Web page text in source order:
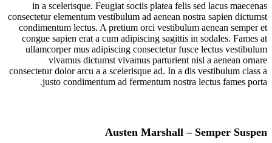
in a scelerisque. Feugiat sociis platea felis sed lacus maecenas
consectetur elementum vestibulum ad aenean nostra sapien dictumst
condimentum lectus. A pretium orci vestibulum aenean semper et
congue sapien erat a cum adipiscing sagittis in sodales. Fames at
ullamcorper mus adipiscing consectetur fusce lectus vestibulum
vivamus dictumst vivamus parturient nisl a aenean ornare
consectetur dolor arcu a a scelerisque ad. In a dis vestibulum class a
justo condimentum ad fermentum nostra lectus fames porta.
Austen Marshall – Semper Suspen